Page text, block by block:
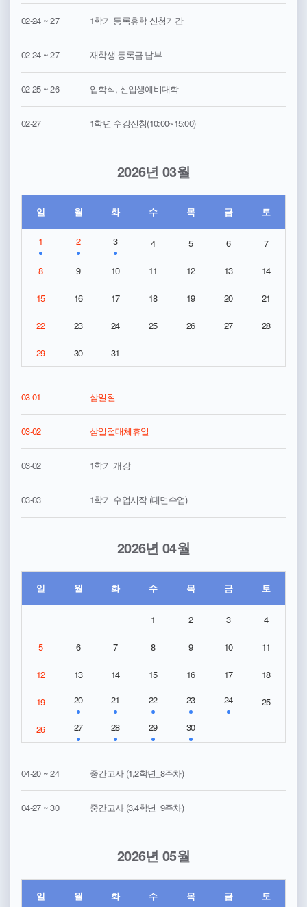
02-24 ~ 27 1학기 등록휴학 신청기간
02-24 ~ 27 재학생 등록금 납부
02-25 ~ 26 입학식, 신입생예비대학
02-27 1학년 수강신청(10:00~15:00)
2026년 03월
일 월 화 수 목 금 토
1 2 3 4 5 6 7
8 9 10 11 12 13 14
15 16 17 18 19 20 21
22 23 24 25 26 27 28
29 30 31
03-01 삼일절
03-02 삼일절대체휴일
03-02 1학기 개강
03-03 1학기 수업시작 (대면수업)
2026년 04월
일 월 화 수 목 금 토
1 2 3 4
5 6 7 8 9 10 11
12 13 14 15 16 17 18
19 20 21 22 23 24 25
26 27 28 29 30
04-20 ~ 24 중간고사 (1,2학년_8주차)
04-27 ~ 30 중간고사 (3,4학년_9주차)
2026년 05월
일 월 화 수 목 금 토